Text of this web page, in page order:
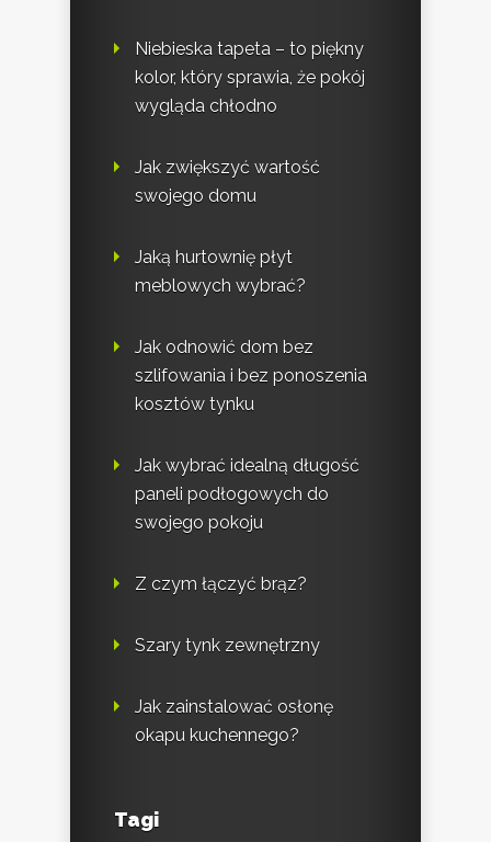
Niebieska tapeta – to piękny
kolor, który sprawia, że pokój
wygląda chłodno
Jak zwiększyć wartość
swojego domu
Jaką hurtownię płyt
meblowych wybrać?
Jak odnowić dom bez
szlifowania i bez ponoszenia
kosztów tynku
Jak wybrać idealną długość
paneli podłogowych do
swojego pokoju
Z czym łączyć brąz?
Szary tynk zewnętrzny
Jak zainstalować osłonę
okapu kuchennego?
Tagi